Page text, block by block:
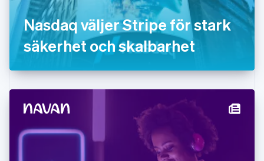
Nasdaq väljer Stripe för stark
säkerhet och skalbarhet
Grekland
English
Hongkong SAR, Kina
English简体中文
Indien
Irland
English
Italien
ItalianoEnglish
日本語English